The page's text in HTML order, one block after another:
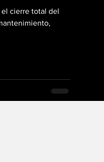
el cierre total del